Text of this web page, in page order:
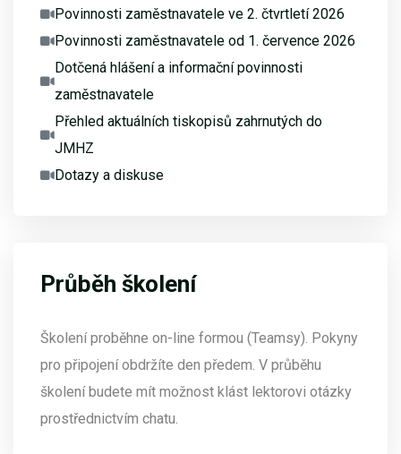
Povinnosti zaměstnavatele ve 2. čtvrtletí 2026
Povinnosti zaměstnavatele od 1. července 2026
Dotčená hlášení a informační povinnosti
zaměstnavatele
Přehled aktuálních tiskopisů zahrnutých do
JMHZ
Dotazy a diskuse
Průběh školení
Školení proběhne on-line formou (Teamsy). Pokyny
pro připojení obdržíte den předem. V průběhu
školení budete mít možnost klást lektorovi otázky
prostřednictvím chatu.